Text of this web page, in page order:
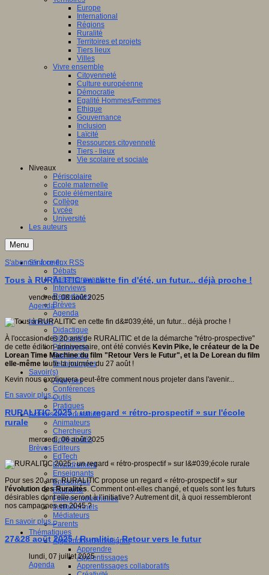
Europe
International
Régions
Ruralité
Territoires et projets
Tiers lieux
Villes
Vivre ensemble
Citoyenneté
Culture européenne
Démocratie
Egalité Hommes/Femmes
Ethique
Gouvernance
Inclusion
Laïcité
Ressources citoyenneté
Tiers - lieux
Vie scolaire et sociale
Niveaux
Périscolaire
Ecole maternelle
Ecole élémentaire
Collège
Lycée
Université
Les auteurs
Menu
S'informer
Débats
Faits marquants
Interviews
Reportages
Brèves
Agenda
Innover
Didactique
Dispositifs
Pédagogie
Recherche
Technologies
Savoir(s)
Analyses
Conférences
Outils
Pratiques
Acteurs de l'éducation
Animateurs
Chercheurs
Collectivités
Editeurs
EdTech
Encadrement
Enseignants
Entreprises
Etudiants
Filières industrielles
Institutionnels
Médiateurs
Parents
Thématiques
Apprendre et enseigner
Apprendre
Apprentissages
Apprentissages collaboratifs
S'abonner à ce flux RSS
Tous à RURALITIC en cette fin d'été, un futur... déjà proche !
vendredi, 08 août 2025
Agenda
À l'occasion des 20 ans de RURALITIC et de la démarche "rétro-prospective"
de cette édition-anniversaire, ont été conviés Kevin Pike, le créateur de la De
Lorean Time Machine du film "Retour Vers le Futur", et la De Lorean du film
elle-même toute la journée du 27 août !
Kevin nous expliquera peut-être comment nous projeter dans l'avenir...
En savoir plus...
RURALITIC 2025 : un regard « rétro-prospectif » sur l'école
rurale
mercredi, 06 août 2025
Brèves
Pour ses 20 ans, RURALITIC propose un regard « rétro-prospectif » sur
l’évolution des Ruralités. Comment ont-elles changé, et quels sont les futurs
désirables dont elle seront à l’initiative? Autrement dit, à quoi ressembleront
nos campagnes en 2045 ?
En savoir plus...
27&28 août 2025 / Ruralitic : Retour vers le futur
lundi, 07 juillet 2025
Agenda